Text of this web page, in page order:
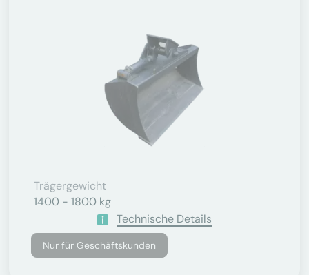
Trägergewicht
1400 - 1800 kg
Technische Details
Nur für Geschäftskunden